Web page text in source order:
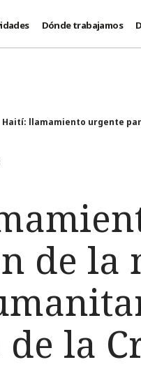
Dónde trabajamos
Haití: llamamiento urgente
de la
la